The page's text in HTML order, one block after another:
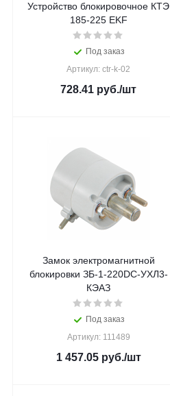
Устройство блокировочное КТЭ
185-225 EKF
Под заказ
Артикул: ctr-k-02
728.41 руб./шт
Замок электромагнитной
блокировки ЗБ-1-220DC-УХЛ3-
КЭАЗ
Под заказ
Артикул: 111489
1 457.05руб./шт